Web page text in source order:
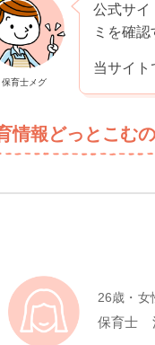
保育士メグ
公式サイ
ミを確認
当サイト
情報どっとこむ
26歳・女
保育士